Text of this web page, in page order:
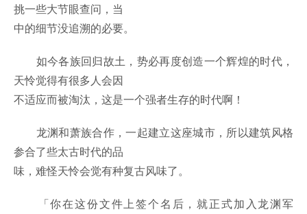
挑一些大节眼查问，当
中的细节没追溯的必要。
如今各族回归故土，势必再度创造一个辉煌的时代，
天怜觉得有很多人会因
不适应而被淘汰，这是一个强者生存的时代啊！
龙渊和萧族合作，一起建立这座城市，所以建筑风格
参合了些太古时代的品
味，难怪天怜会觉有种复古风味了。
「你在这份文件上签个名后，就正式加入龙渊军